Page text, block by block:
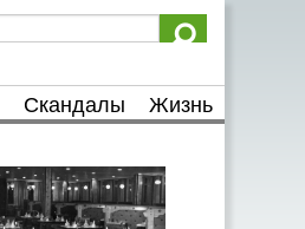
Скандалы Жизнь